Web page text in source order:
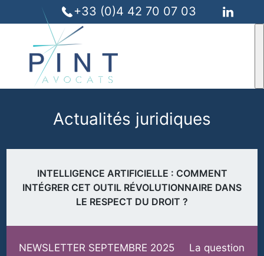
+33 (0)4 42 70 07 03
Actualités juridiques
INTELLIGENCE ARTIFICIELLE : COMMENT
INTÉGRER CET OUTIL RÉVOLUTIONNAIRE DANS
LE RESPECT DU DROIT ?
NEWSLETTER SEPTEMBRE 2025 La question